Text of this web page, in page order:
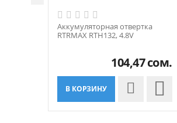
Аккумуляторная отвертка
RTRMAX RTH132, 4.8V
104,47сом.
В КОРЗИНУ 